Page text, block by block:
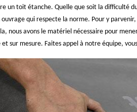
un toit étanche. Quelle que soit la difficulté
qui respecte la norme. Pour y
nous avons le matériel nécessaire pour
sur mesure. Faites appel à notre équipe,